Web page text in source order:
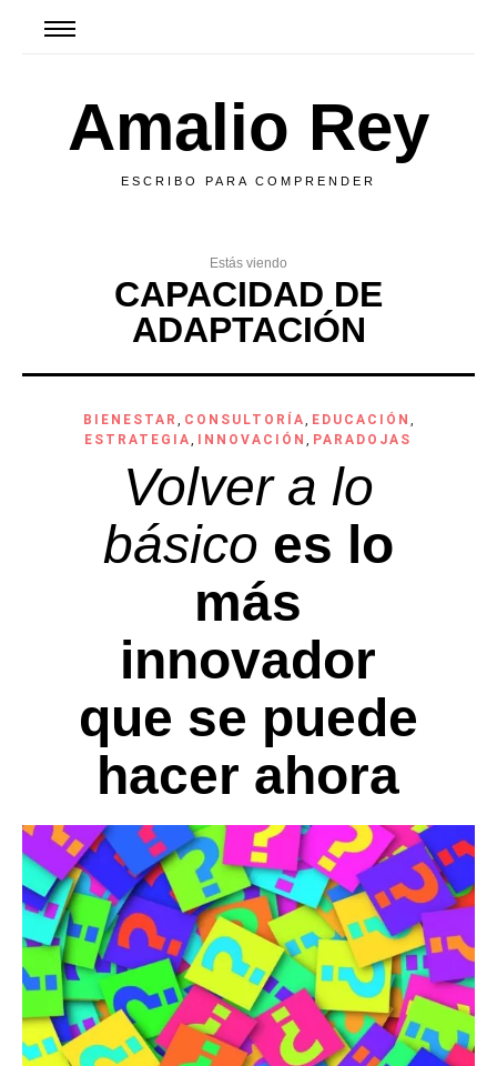
Amalio Rey
ESCRIBO PARA COMPRENDER
Estás viendo
CAPACIDAD DE
ADAPTACIÓN
BIENESTAR , CONSULTORÍA, EDUCACIÓN ,
ESTRATEGIA, INNOVACIÓN, PARADOJAS
Volver a lo
básico es lo
más
innovador
que se puede
hacer ahora